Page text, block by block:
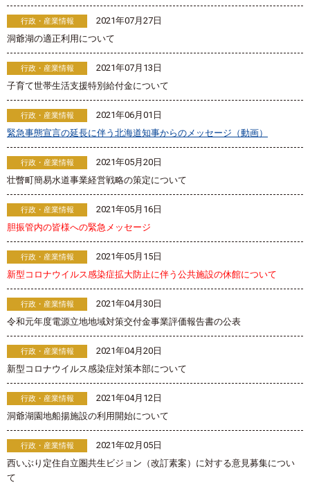
行政・産業情報
2021年07月27日
洞爺湖の適正利用について
行政・産業情報
2021年07月13日
子育て世帯生活支援特別給付金について
行政・産業情報
2021年06月01日
緊急事態宣言の延長に伴う北海道知事からのメッセージ（動画）
行政・産業情報
2021年05月20日
壮瞥町簡易水道事業経営戦略の策定について
行政・産業情報
2021年05月16日
胆振管内の皆様への緊急メッセージ
行政・産業情報
2021年05月15日
新型コロナウイルス感染症拡大防止に伴う公共施設の休館について
行政・産業情報
2021年04月30日
令和元年度電源立地地域対策交付金事業評価報告書の公表
行政・産業情報
2021年04月20日
新型コロナウイルス感染症対策本部について
行政・産業情報
2021年04月12日
洞爺湖園地船揚施設の利用開始について
行政・産業情報
2021年02月05日
西いぶり定住自立圏共生ビジョン（改訂素案）に対する意見募集につい
て